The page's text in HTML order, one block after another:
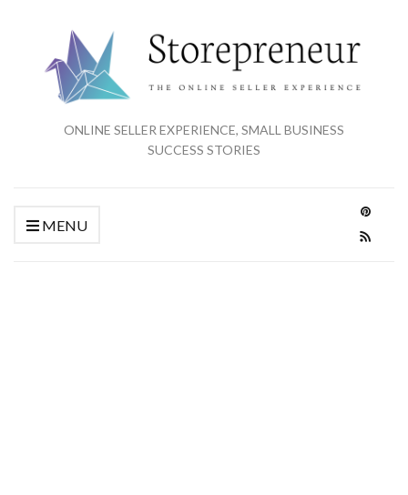
ONLINE SELLER EXPERIENCE, SMALL BUSINESS
SUCCESS STORIES
MENU